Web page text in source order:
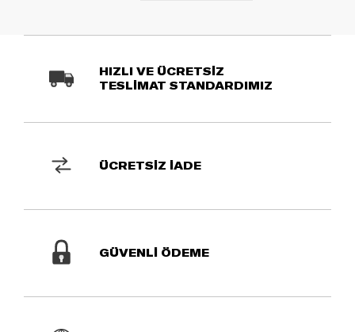
HIZLI VE ÜCRETSİZ
TESLİMAT STANDARDIMIZ
ÜCRETSİZ İADE
GÜVENLİ ÖDEME